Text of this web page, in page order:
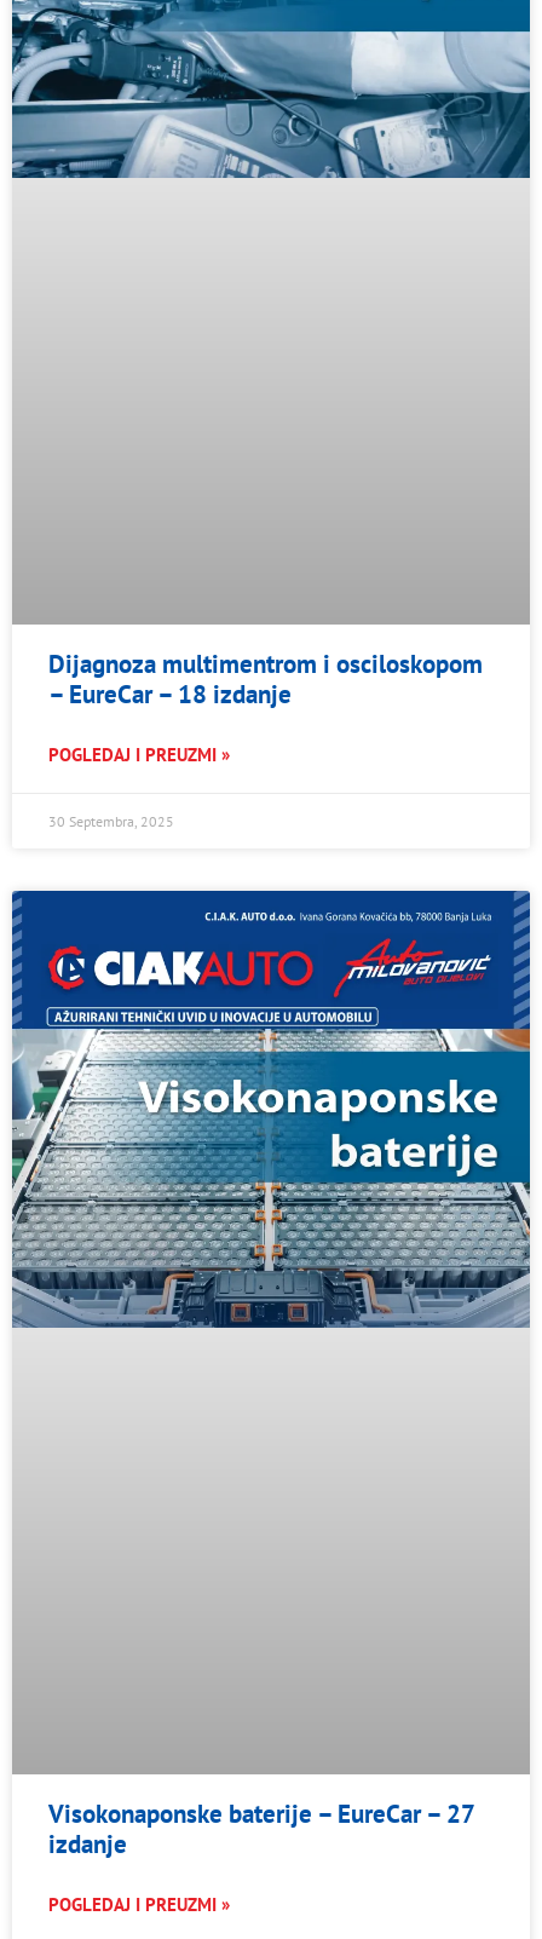
Dijagnoza multimentrom i osciloskopom
– EureCar – 18 izdanje
POGLEDAJ I PREUZMI »
30 Septembra, 2025
Visokonaponske baterije – EureCar – 27
izdanje
POGLEDAJ I PREUZMI »